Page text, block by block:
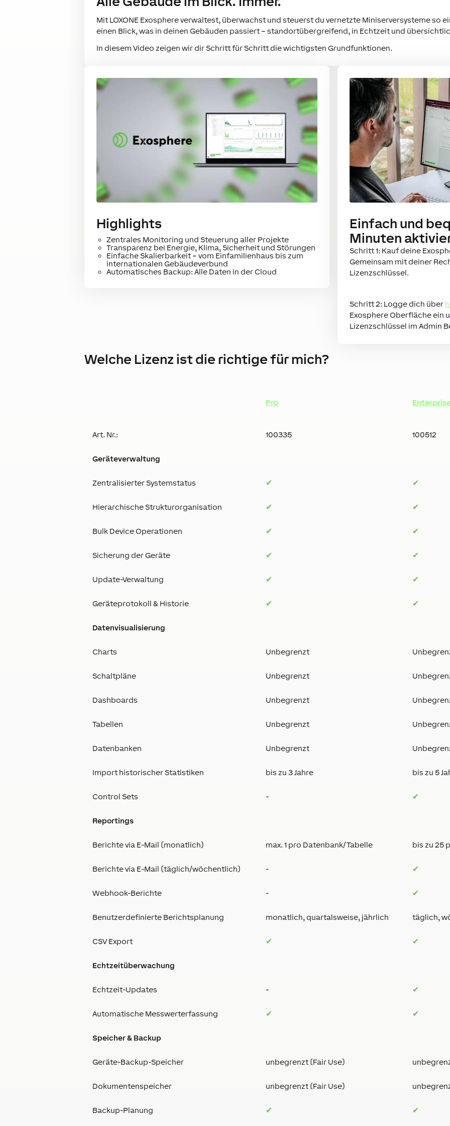
Mit LOXONE Exosphere verwaltest, überwachst und steuerst du vernetzte Miniserversysteme so
einen Blick, was in deinen Gebäuden passiert – standortübergreifend, in Echtzeit und
In diesem Video zeigen wir dir Schritt für Schritt die wichtigsten Grundfunktionen.
Highlights
Zentrales Monitoring und Steuerung aller Projekte
Transparenz bei Energie, Klima, Sicherheit und Störungen
Einfache Skalierbarkeit – vom Einfamilienhaus bis zum
internationalen Gebäudeverbund
Automatisches Backup: Alle Daten in der Cloud
Einfach und
Minuten
Schritt 1: Kauf deine
Gemeinsam mit deiner
Lizenzschlüssel.
Schritt 2: Logge dich über
Exosphere Oberfläche ein
Lizenzschlüssel im Admin
Welche Lizenz ist die richtige für mich?
Pro
Art. Nr.: 100335 100512
Geräteverwaltung
Zentralisierter Systemstatus ✔ ✔
Hierarchische Strukturorganisation ✔ ✔
Bulk Device Operationen ✔ ✔
Sicherung der Geräte ✔ ✔
Update-Verwaltung ✔ ✔
Geräteprotokoll & Historie ✔ ✔
Datenvisualisierung
Charts Unbegrenzt
Schaltpläne Unbegrenzt
Dashboards Unbegrenzt
Tabellen Unbegrenzt
Datenbanken Unbegrenzt
Import historischer Statistiken bis zu 3 Jahre bis zu 5
Control Sets - ✔
Reportings
Berichte via E-Mail (monatlich) max. 1 pro Datenbank/Tabelle bis zu 25
Berichte via E-Mail (täglich/wöchentlich) - ✔
Webhook-Berichte - ✔
Benutzerdefinierte Berichtsplanung monatlich, quartalsweise, jährlich täglich,
CSV Export ✔ ✔
Echtzeitüberwachung
Echtzeit-Updates - ✔
Automatische Messwerterfassung ✔ ✔
Speicher & Backup
Geräte-Backup-Speicher unbegrenzt (Fair Use)
Dokumentenspeicher unbegrenzt (Fair Use)
Backup-Planung ✔ ✔